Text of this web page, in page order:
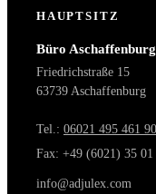
HAUPTSITZ
Büro Aschaffenburg
Friedrichstraße 15
63739 Aschaffenburg
Tel.: 06021 495 461 90
Fax: +49 (6021) 35 01
info@adjulex.com